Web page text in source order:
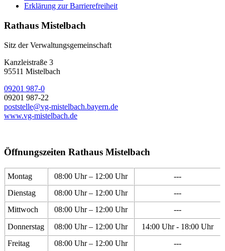
Erklärung zur Barrierefreiheit
Rathaus Mistelbach
Sitz der Verwaltungsgemeinschaft
Kanzleistraße 3
95511 Mistelbach
09201 987-0
09201 987-22
poststelle@vg-mistelbach.bayern.de
www.vg-mistelbach.de
Öffnungszeiten Rathaus Mistelbach
Montag 08:00 Uhr – 12:00 Uhr
---
Dienstag
08:00 Uhr – 12:00 Uhr
---
Mittwoch
08:00 Uhr – 12:00 Uhr
---
Donnerstag
08:00 Uhr – 12:00 Uhr
14:00 Uhr - 18:00 Uhr
Freitag
08:00 Uhr – 12:00 Uhr
---